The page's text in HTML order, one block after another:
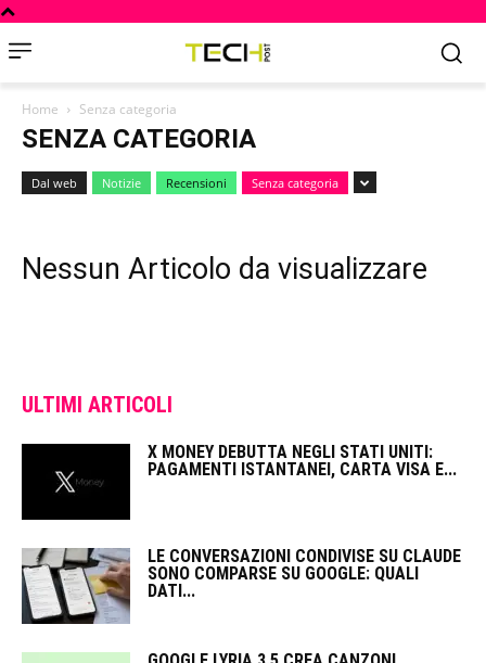
Home Senza categoria
SENZA CATEGORIA
Dal web Notizie Recensioni Senza categoria
Nessun Articolo da visualizzare
ULTIMI ARTICOLI
X MONEY DEBUTTA NEGLI STATI UNITI:
PAGAMENTI ISTANTANEI, CARTA VISA E...
LE CONVERSAZIONI CONDIVISE SU CLAUDE
SONO COMPARSE SU GOOGLE: QUALI
DATI...